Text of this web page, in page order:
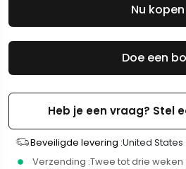
Doe een
Heb je een vraag? Stel
Beveiligde levering :United States
Verzending :Twee tot drie weken
Nu kopen